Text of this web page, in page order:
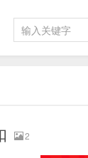
2